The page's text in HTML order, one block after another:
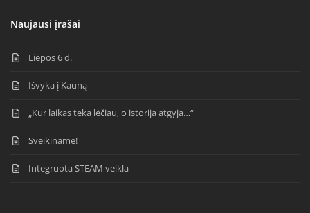
Naujausi įrašai
Liepos 6 d.
Išvyka į Kauną
„Kur laikas teka lėčiau, o istorija atgyja…“
Sveikiname!
Integruota STEAM veikla